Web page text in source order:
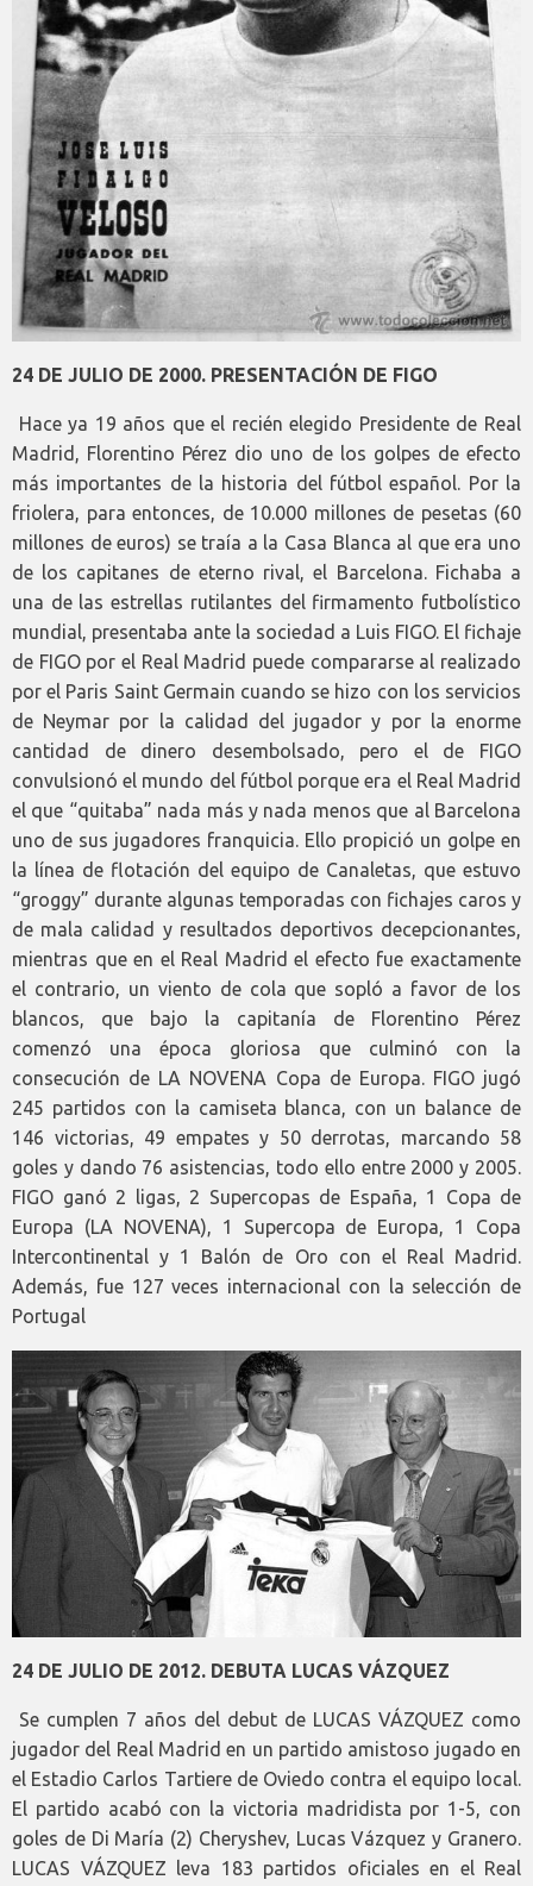
24 DE JULIO DE 2000. PRESENTACIÓN DE FIGO
Hace ya 19 años que el recién elegido Presidente de Real
Madrid, Florentino Pérez dio uno de los golpes de efecto
más importantes de la historia del fútbol español. Por la
friolera, para entonces, de 10.000 millones de pesetas (60
millones de euros) se traía a la Casa Blanca al que era uno
de los capitanes de eterno rival, el Barcelona. Fichaba a
una de las estrellas rutilantes del firmamento futbolístico
mundial, presentaba ante la sociedad a Luis FIGO. El fichaje
de FIGO por el Real Madrid puede compararse al realizado
por el Paris Saint Germain cuando se hizo con los servicios
de Neymar por la calidad del jugador y por la enorme
cantidad de dinero desembolsado, pero el de FIGO
convulsionó el mundo del fútbol porque era el Real Madrid
el que “quitaba” nada más y nada menos que al Barcelona
uno de sus jugadores franquicia. Ello propició un golpe en
la línea de flotación del equipo de Canaletas, que estuvo
“groggy” durante algunas temporadas con fichajes caros y
de mala calidad y resultados deportivos decepcionantes,
mientras que en el Real Madrid el efecto fue exactamente
el contrario, un viento de cola que sopló a favor de los
blancos, que bajo la capitanía de Florentino Pérez
comenzó una época gloriosa que culminó con la
consecución de LA NOVENA Copa de Europa. FIGO jugó
245 partidos con la camiseta blanca, con un balance de
146 victorias, 49 empates y 50 derrotas, marcando 58
goles y dando 76 asistencias, todo ello entre 2000 y 2005.
FIGO ganó 2 ligas, 2 Supercopas de España, 1 Copa de
Europa (LA NOVENA), 1 Supercopa de Europa, 1 Copa
Intercontinental y 1 Balón de Oro con el Real Madrid.
Además, fue 127 veces internacional con la selección de
Portugal
24 DE JULIO DE 2012. DEBUTA LUCAS VÁZQUEZ
Se cumplen 7 años del debut de LUCAS VÁZQUEZ como
jugador del Real Madrid en un partido amistoso jugado en
el Estadio Carlos Tartiere de Oviedo contra el equipo local.
El partido acabó con la victoria madridista por 1-5, con
goles de Di María (2) Cheryshev, Lucas Vázquez y Granero.
LUCAS VÁZQUEZ leva 183 partidos oficiales en el Real